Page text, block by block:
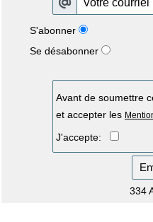
S'abonner
Se désabonner
Avant de soumettre
et accepter les
J'accepte:
334